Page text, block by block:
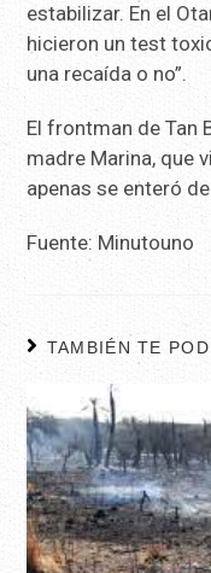
estabilizar. En el
hicieron un test
una recaída o no”.
El frontman de Tan
madre Marina, que
apenas se enteró
Fuente: Minutouno
TAMBIÉN TE